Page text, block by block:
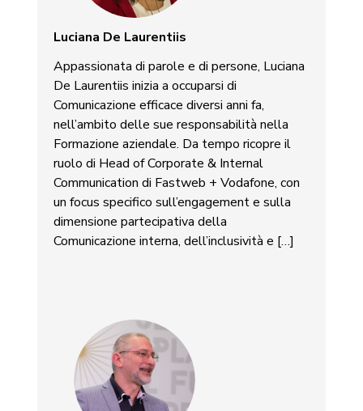
Luciana De Laurentiis
Appassionata di parole e di persone, Luciana
De Laurentiis inizia a occuparsi di
Comunicazione efficace diversi anni fa,
nell’ambito delle sue responsabilità nella
Formazione aziendale. Da tempo ricopre il
ruolo di Head of Corporate & Internal
Communication di Fastweb + Vodafone, con
un focus specifico sull’engagement e sulla
dimensione partecipativa della
Comunicazione interna, dell’inclusività e […]